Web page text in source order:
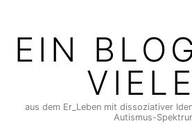
contentEIN
aus dem Er_Leben mit dissoziativer
Autismus-